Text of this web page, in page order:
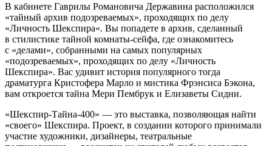
В кабинете Гаврилы Романовича Державина расположился
«тайный архив подозреваемых», проходящих по делу
«Личность Шекспира«. Вы попадете в архив, сделанный
в стилистике тайной комнаты-сейфа, где ознакомитесь
с «делами», собранными на самых популярных
«подозреваемых», проходящих по делу «Личность
Шекспира». Вас удивит история популярного тогда
драматурга Кристофера Марло и мистика Фрэнсиса Бэкона,
вам откроется тайна Мери Пембрук и Елизаветы Сидни.
«Шекспир-Тайна-400» — это выставка, позволяющая найти
«своего» Шекспира. Проект, в создании которого принимали
участие художники, дизайнеры, театральные